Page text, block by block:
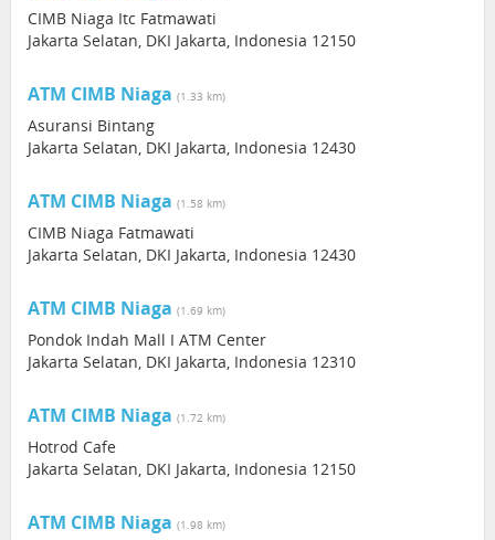
CIMB Niaga Itc Fatmawati
Jakarta Selatan, DKI Jakarta, Indonesia 12150
ATM CIMB Niaga (1.33 km)
Asuransi Bintang
Jakarta Selatan, DKI Jakarta, Indonesia 12430
ATM CIMB Niaga (1.58 km)
CIMB Niaga Fatmawati
Jakarta Selatan, DKI Jakarta, Indonesia 12430
ATM CIMB Niaga (1.69 km)
Pondok Indah Mall I ATM Center
Jakarta Selatan, DKI Jakarta, Indonesia 12310
ATM CIMB Niaga (1.72 km)
Hotrod Cafe
Jakarta Selatan, DKI Jakarta, Indonesia 12150
ATM CIMB Niaga (1.98 km)